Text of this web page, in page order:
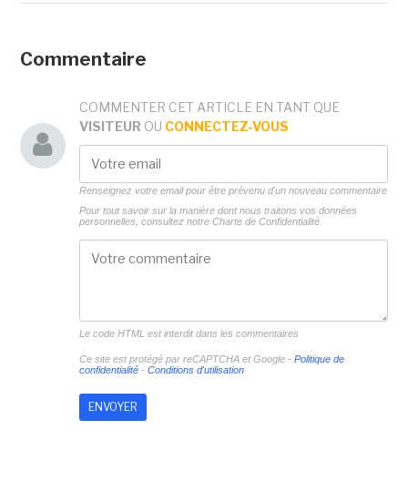
Commentaire
COMMENTER CET ARTICLE EN TANT QUE
VISITEUR OU CONNECTEZ-VOUS
Renseignez votre email pour être prévenu d'un nouveau commentaire
Pour tout savoir sur la manière dont nous traitons vos données
personnelles, consultez notre Charte de Confidentialité.
Le code HTML est interdit dans les commentaires
Ce site est protégé par reCAPTCHA et Google - Politique de
confidentialité- Conditions d'utilisation